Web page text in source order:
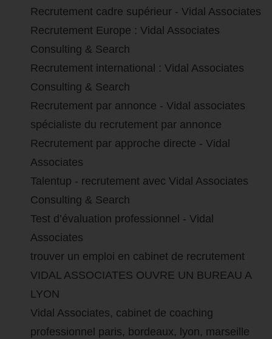
Recrutement cadre supérieur - Vidal Associates
Recrutement Europe : Vidal Associates
Consulting & Search
Recrutement international : Vidal Associates
Consulting & Search
Recrutement par annonce - Vidal associates
spécialiste du recrutement par annonce
Recrutement par approche directe - Vidal
Associates
Talentup - recrutement avec Vidal Associates
Consulting & Search
Test d’évaluation professionnel - Vidal
Associates
trouver un emploi en cabinet de recrutement
VIDAL ASSOCIATES OUVRE UN BUREAU A
LYON
Vidal Associates, cabinet de coaching
professionnel paris, bordeaux, lyon, marseille